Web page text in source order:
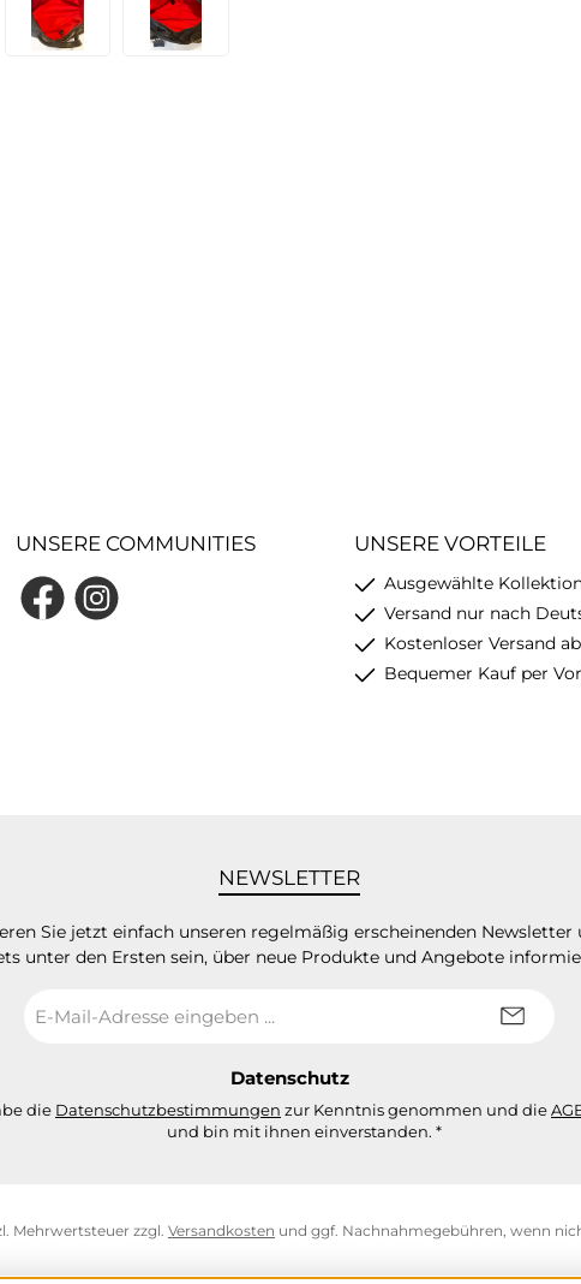
UNSERE COMMUNITIES
FacebookInstagram
UNSERE VORTEILE
Ausgewählte
Versand nur nach
Kostenloser Versand
Bequemer Kauf per
NEWSLETTER
Sie jetzt einfach unseren regelmäßig erscheinenden Newsletter
unter den Ersten sein, über neue Produkte und Angebote
Mail-
Datenschutz
die Datenschutzbestimmungen zur Kenntnis genommen und die
und bin mit ihnen einverstanden. *
Mehrwertsteuer zzgl. Versandkosten und ggf. Nachnahmegebühren, wenn